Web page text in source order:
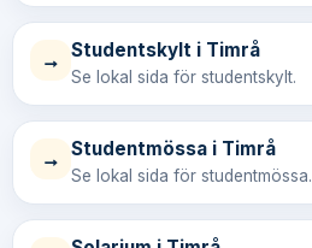
→ Studentskylt i Timrå
Se lokal sida för studentskylt.
→ Studentmössa i Timrå
Se lokal sida för studentmössa.